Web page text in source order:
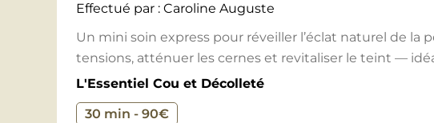
Effectué par : Caroline Auguste
Un mini soin express pour réveiller l’éclat naturel de la
tensions, atténuer les cernes et revitaliser le teint —
avant un événement.
L'Essentiel Cou et Décolleté
30 min - 90€